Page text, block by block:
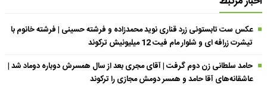
عکس ست تابستونی زرد قناری نوید محمدزاده و فرشته حسینی | فرشته خانوم با
تیشرت زرافه ای و شلوار مام فیت 12 میلیونیش ترکوند
حامد سلطانی زن دوم گرفت | آقای مجری بعد از سال همسرش دوباره دوماد شد |
عاشقانه‌های آقا حامد و همسر دومش مجازی را ترکوند